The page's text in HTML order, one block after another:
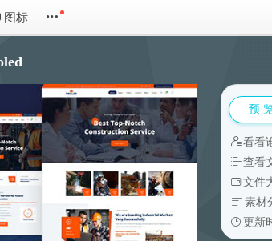
图标
预
看看
查看
文件
素材
更新